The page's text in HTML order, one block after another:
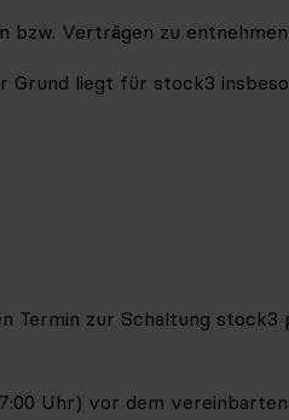
bzw. Verträgen zu entnehmen.
Grund liegt für stock3
Termin zur Schaltung stock3
Uhr) vor dem